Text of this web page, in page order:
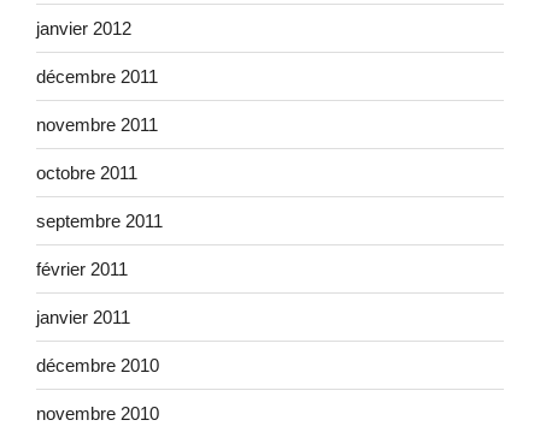
janvier 2012
décembre 2011
novembre 2011
octobre 2011
septembre 2011
février 2011
janvier 2011
décembre 2010
novembre 2010